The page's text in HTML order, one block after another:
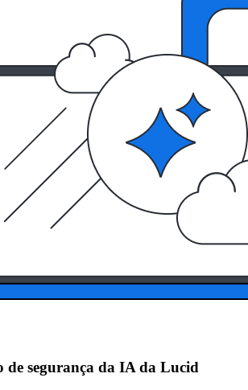
de segurança da IA da Lucid